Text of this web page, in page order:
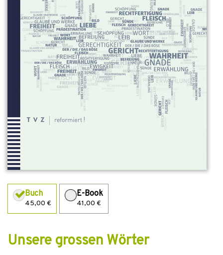
Buch
45,00 €
E-Book
41,00 €
Unsere grossen Wörter